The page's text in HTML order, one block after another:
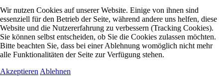
Wir nutzen Cookies auf unserer Website. Einige von ihnen sind
essenziell für den Betrieb der Seite, während andere uns helfen, diese
Website und die Nutzererfahrung zu verbessern (Tracking Cookies).
Sie können selbst entscheiden, ob Sie die Cookies zulassen möchten.
Bitte beachten Sie, dass bei einer Ablehnung womöglich nicht mehr
alle Funktionalitäten der Seite zur Verfügung stehen.
Akzeptieren Ablehnen